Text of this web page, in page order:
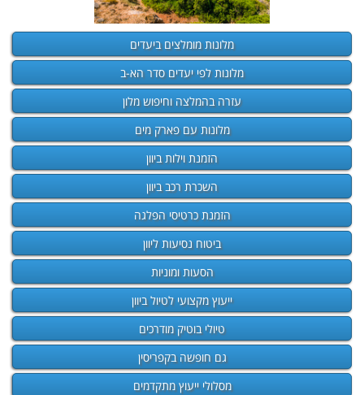
מלונות מומלצים ביעדים
מלונות לפי יעדים סדר הא-ב
עזרה בהמלצה וחיפוש מלון
מלונות עם פארק מים
הזמנת וילות ביוון
השכרת רכב ביוון
הזמנת כרטיסי הפלגה
ביטוח נסיעות ליוון
הסעות ומוניות
ייעוץ מקצועי לטיול ביוון
טיולי בוטיק מודרכים
גם חופשה בקפריסין
מסלולי ייעוץ מתקדמים